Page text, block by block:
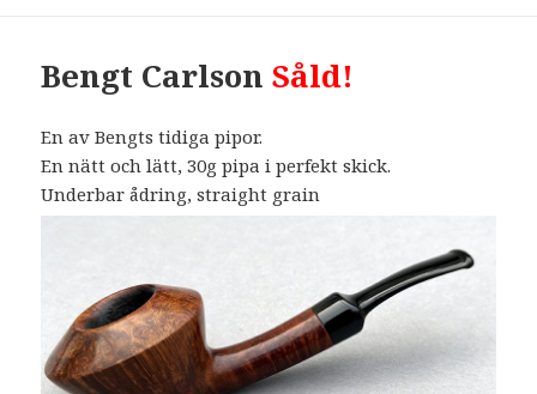
Bengt CarlsonSåld!
En av Bengts tidiga pipor.
En nätt och lätt, 30g pipa i perfekt skick.
Underbar ådring, straight grain